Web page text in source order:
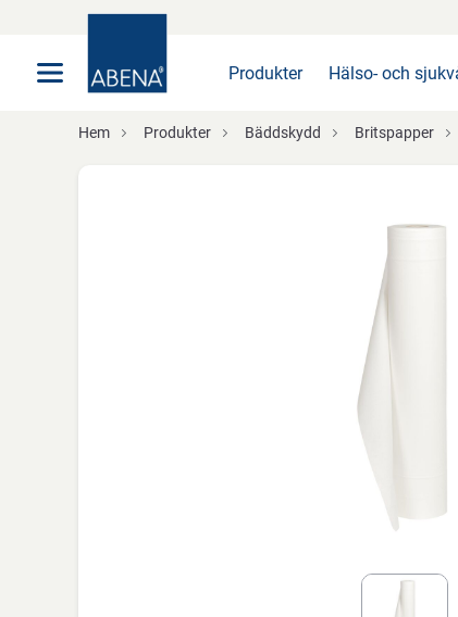
Produkter Hälso- och
Hem Produkter Bäddskydd Britspapper